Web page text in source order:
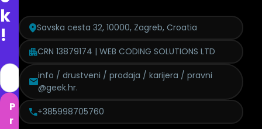
k
!
P
r
Savska cesta 32, 10000, Zagreb, Croatia
CRN 13879174 | WEB CODING SOLUTIONS LTD
info / drustveni / prodaja / karijera / pravni
@geek.hr.
+385998705760